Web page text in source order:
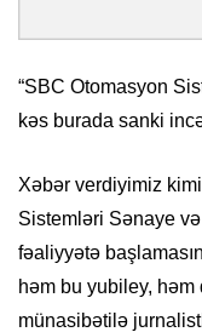
“SBC Otomasyon
kəs burada sanki
Xəbər verdiyimiz
Sistemləri Sənaye
fəaliyyətə
həm bu yubiley, həm
münasibətilə